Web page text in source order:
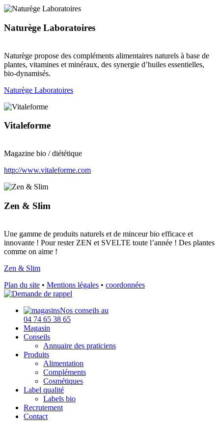
Naturège Laboratoires
Naturège propose des compléments alimentaires naturels à base de
plantes, vitamines et minéraux, des synergie d’huiles essentielles,
bio-dynamisés.
Naturège Laboratoires
Vitaleforme
Magazine bio / diététique
http://www.vitaleforme.com
Zen & Slim
Une gamme de produits naturels et de minceur bio efficace et
innovante ! Pour rester ZEN et SVELTE toute l’année ! Des plantes
comme on aime !
Zen & Slim
Plan du site • Mentions légales • coordonnées
Nos conseils au
04 74 65 38 65
Magasin
Conseils
Annuaire des praticiens
Produits
Alimentation
Compléments
Cosmétiques
Label qualité
Labels bio
Recrutement
Contact